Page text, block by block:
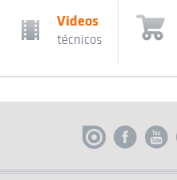
Videos
técnicos